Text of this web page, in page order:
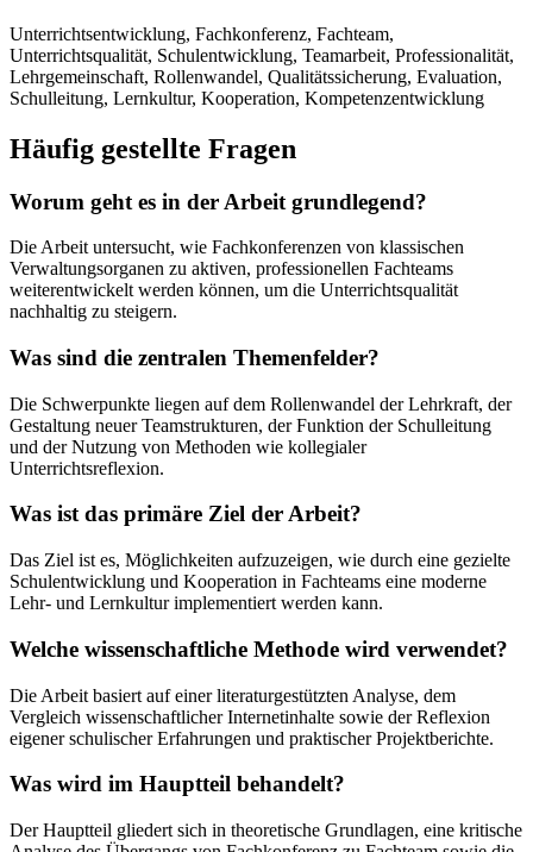
Unterrichtsentwicklung, Fachkonferenz, Fachteam,
Unterrichtsqualität, Schulentwicklung, Teamarbeit, Professionalität,
Lehrgemeinschaft, Rollenwandel, Qualitätssicherung, Evaluation,
Schulleitung, Lernkultur, Kooperation, Kompetenzentwicklung
Häufig gestellte Fragen
Worum geht es in der Arbeit grundlegend?
Die Arbeit untersucht, wie Fachkonferenzen von klassischen
Verwaltungsorganen zu aktiven, professionellen Fachteams
weiterentwickelt werden können, um die Unterrichtsqualität
nachhaltig zu steigern.
Was sind die zentralen Themenfelder?
Die Schwerpunkte liegen auf dem Rollenwandel der Lehrkraft, der
Gestaltung neuer Teamstrukturen, der Funktion der Schulleitung
und der Nutzung von Methoden wie kollegialer
Unterrichtsreflexion.
Was ist das primäre Ziel der Arbeit?
Das Ziel ist es, Möglichkeiten aufzuzeigen, wie durch eine gezielte
Schulentwicklung und Kooperation in Fachteams eine moderne
Lehr- und Lernkultur implementiert werden kann.
Welche wissenschaftliche Methode wird verwendet?
Die Arbeit basiert auf einer literaturgestützten Analyse, dem
Vergleich wissenschaftlicher Internetinhalte sowie der Reflexion
eigener schulischer Erfahrungen und praktischer Projektberichte.
Was wird im Hauptteil behandelt?
Der Hauptteil gliedert sich in theoretische Grundlagen, eine kritische